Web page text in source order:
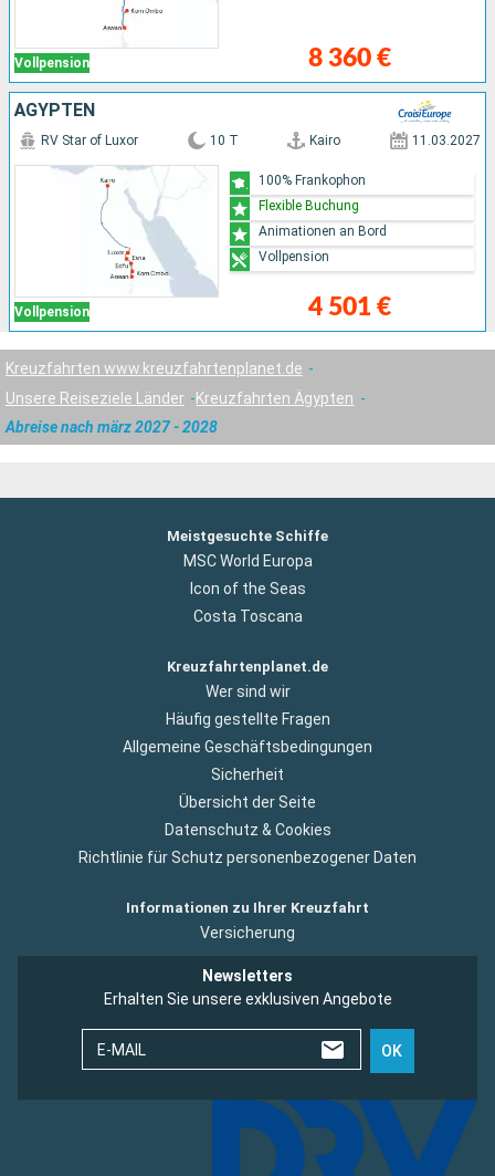
Vollpension 8 360 €
ÄGYPTEN
Vollpension
RV Star of Luxor 10 T Kairo 11.03.2027
4 501 €
100% Frankophon
Flexible Buchung
Animationen an Bord
Vollpension
Kreuzfahrten www.kreuzfahrtenplanet.de
Unsere Reiseziele Länder
Kreuzfahrten Ägypten
Abreise nach märz 2027 - 2028
Meistgesuchte Schiffe
MSC World Europa
Icon of the Seas
Costa Toscana
Kreuzfahrtenplanet.de
Wer sind wir
Häufig gestellte Fragen
Allgemeine Geschäftsbedingungen
Sicherheit
Übersicht der Seite
Datenschutz & Cookies
Richtlinie für Schutz personenbezogener Daten
Informationen zu Ihrer Kreuzfahrt
Versicherung
Newsletters
Erhalten Sie unsere exklusiven Angebote
E-MAIL OK